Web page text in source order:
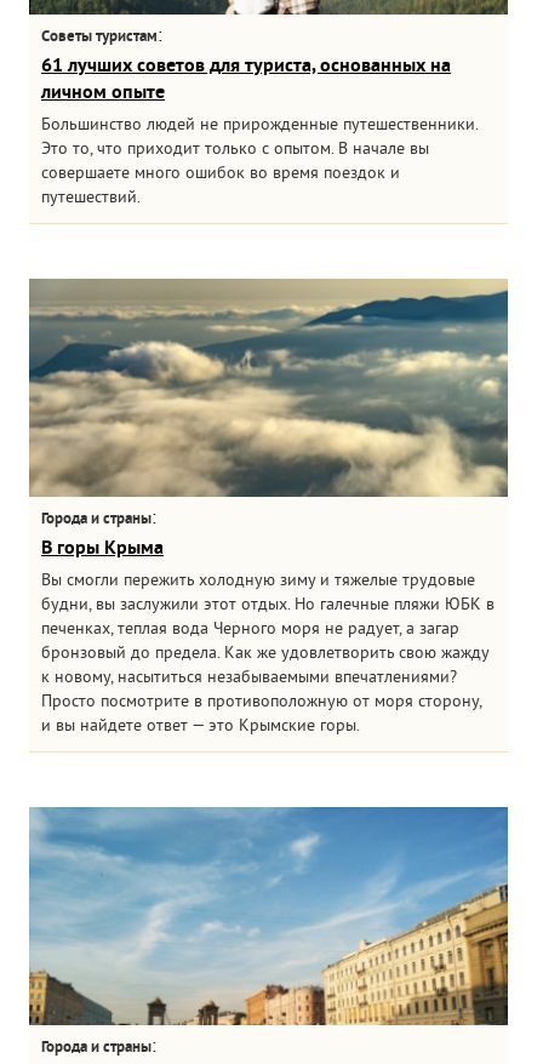
Советы туристам:
61 лучших советов для туриста, основанных на
личном опыте
Большинство людей не прирожденные путешественники.
Это то, что приходит только с опытом. В начале вы
совершаете много ошибок во время поездок и
путешествий.
Города и страны:
В горы Крыма
Вы смогли пережить холодную зиму и тяжелые трудовые
будни, вы заслужили этот отдых. Но галечные пляжи ЮБК в
печенках, теплая вода Черного моря не радует, а загар
бронзовый до предела. Как же удовлетворить свою жажду
к новому, насытиться незабываемыми впечатлениями?
Просто посмотрите в противоположную от моря сторону,
и вы найдете ответ — это Крымские горы.
Города и страны: